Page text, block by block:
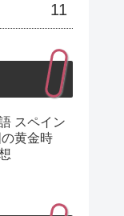
11
スペイン
黄金時